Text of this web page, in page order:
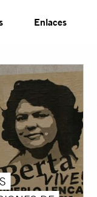
Enlaces